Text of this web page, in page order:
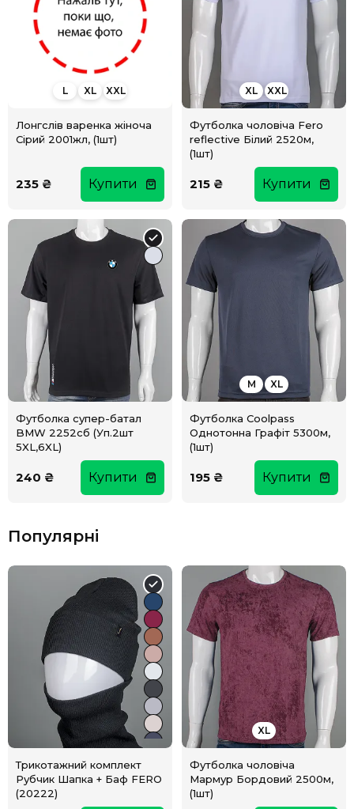
L XL XXL
Лонгслів варенка жіноча
Сірий 2001жл, (1шт)
235 ₴ Купити
XL XXL
Футболка чоловіча Fero
reflective Білий 2520м,
(1шт)
215 ₴ Купити
Футболка супер-батал
BMW 2252сб (Уп.2шт
5XL,6XL)
240 ₴ Купити
M XL
Футболка Coolpass
Однотонна Графіт 5300м,
(1шт)
195 ₴ Купити
Популярні
Трикотажний комплект
Рубчик Шапка + Баф FERO
(20222)
XL
Футболка чоловіча
Мармур Бордовий 2500м,
(1шт)